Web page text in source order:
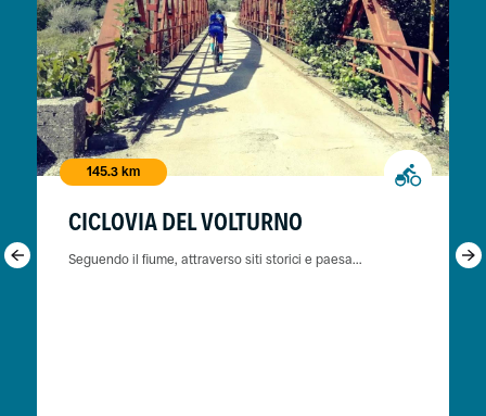
145.3 km
CICLOVIA DEL VOLTURNO
Seguendo il fiume, attraverso siti storici e paesa...